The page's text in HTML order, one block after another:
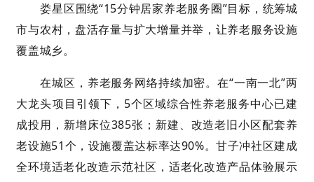
娄星区围绕“15分钟居家养老服务圈”目标，统筹城
市与农村，盘活存量与扩大增量并举，让养老服务设施
覆盖城乡。
在城区，养老服务网络持续加密。在“一南一北”两
大龙头项目引领下，5个区域综合性养老服务中心已建
成投用，新增床位385张；新建、改造老旧小区配套养
老设施51个，设施覆盖达标率达90%。甘子冲社区建成
全环境适老化改造示范社区，适老化改造产品体验展示